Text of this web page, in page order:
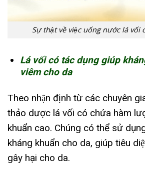
Sự thật về việc uống nước lá vối
Lá vối có tác dụng giúp
viêm cho da
Theo nhận định từ các chuyên
thảo dược lá vối có chứa hàm
khuẩn cao. Chúng có thể sử
kháng khuẩn cho da, giúp tiêu
gây hại cho da.